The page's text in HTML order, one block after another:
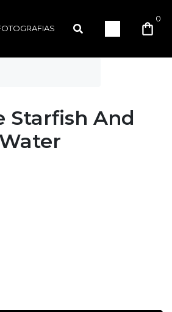
0
Starfish And